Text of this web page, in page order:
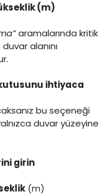
(m)
aramalarında kritik
alanını
kutusunu ihtiyaca
bu seçeneği
duvar yüzeyine
girin
(m)